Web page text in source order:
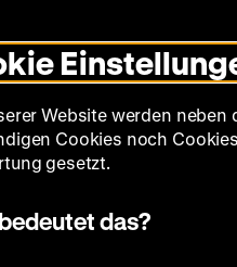
Modus
umschalten
Website werden
Cookies noch
gesetzt.
das?